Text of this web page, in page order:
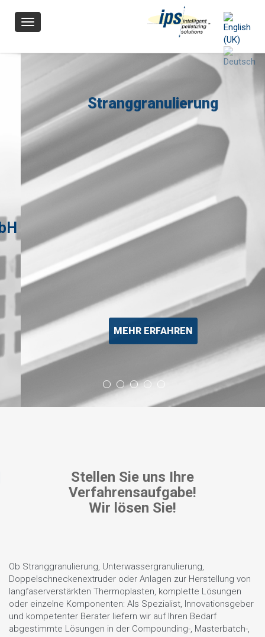
Navigation
Stranggranulierung
MEHR ERFAHREN
Stellen Sie uns Ihre
Verfahrensaufgabe!
Wir lösen Sie!
Ob Stranggranulierung, Unterwassergranulierung,
Doppelschneckenextruder oder Anlagen zur Herstellung von
langfaserverstärkten Thermoplasten, komplette Lösungen
oder einzelne Komponenten: Als Spezialist, Innovationsgeber
und kompetenter Berater liefern wir auf Ihren Bedarf
abgestimmte Lösungen in der Compounding-, Masterbatch-,